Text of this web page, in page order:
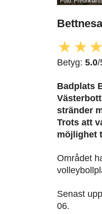
★ ★★
Betyg: 5.0/
Badplats
stränder
Trots att
möjlighet
Området
Senast
06.